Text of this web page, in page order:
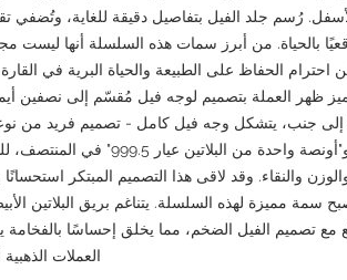
رُسم جلد الفيل بتفاصيل دقيقة للغاية، وتُضفي
بالحياة. من أبرز سمات هذه السلسلة أنها ليست
الحفاظ على الطبيعة والحياة البرية في القارة
ظهر العملة بتصميم لوجه فيل مُقسّم إلى نصفين
إلى جنب، يتشكل وجه فيل كامل - تصميم فريد من
عبارة "عشرون راندًا" و"أونصة واحدة من البلاتين
والنقاء. وقد لاقى هذا التصميم المبتكر
سمة مميزة لهذه السلسلة. يتناغم بريق البلاتين
مع تصميم الفيل الضخم، مما يخلق إحساسًا
العملات